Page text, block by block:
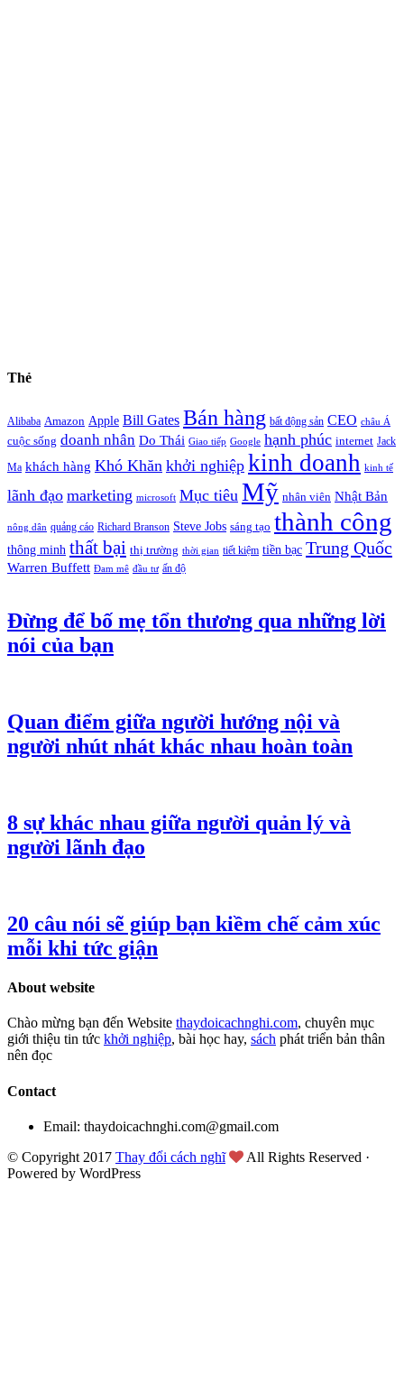
Thẻ
Alibaba Amazon Apple Bill Gates Bán hàng bất động sản CEO châu Á
cuộc sống doanh nhân Do Thái Giao tiếp Google hạnh phúc internet Jack
Ma khách hàng Khó Khăn khởi nghiệp kinh doanh kinh tế
lãnh đạo marketing microsoft Mục tiêu Mỹ nhân viên Nhật Bản
nông dân quảng cáo Richard Branson Steve Jobs sáng tạo thành công
thông minh thất bại thị trường thời gian tiết kiệm tiền bạc Trung Quốc
Warren Buffett Đam mê đầu tư ấn độ
Đừng để bố mẹ tổn thương qua những lời
nói của bạn
Quan điểm giữa người hướng nội và
người nhút nhát khác nhau hoàn toàn
8 sự khác nhau giữa người quản lý và
người lãnh đạo
20 câu nói sẽ giúp bạn kiềm chế cảm xúc
mỗi khi tức giận
About website
Chào mừng bạn đến Website thaydoicachnghi.com, chuyên mục
giới thiệu tin tức khởi nghiệp, bài học hay, sách phát triển bản thân
nên đọc
Contact
Email: thaydoicachnghi.com@gmail.com
© Copyright 2017 Thay đổi cách nghĩ
All Rights Reserved ·
Powered by WordPress